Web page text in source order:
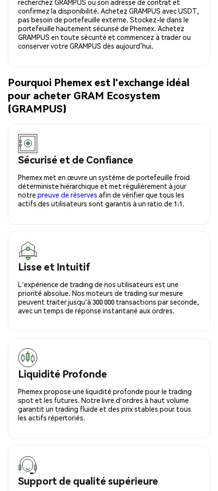
recherchez GRAMPUS ou son adresse de contrat et
confirmez la disponibilité. Achetez GRAMPUS avec USDT,
pas besoin de portefeuille externe. Stockez-le dans le
portefeuille hautement sécurisé de Phemex. Achetez
GRAMPUS en toute sécurité et commencez à trader ou
conserver votre GRAMPUS dès aujourd’hui.
Pourquoi Phemex est l'exchange idéal
pour acheter GRAM Ecosystem
(GRAMPUS)
Sécurisé et de Confiance
Phemex met en œuvre un système de portefeuille froid
déterministe hiérarchique et met régulièrement à jour
notre preuve de réserves afin de vérifier que tous les
actifs des utilisateurs sont garantis à un ratio de 1:1.
Lisse et Intuitif
L'expérience de trading de nos utilisateurs est une
priorité absolue. Nos moteurs de trading sur mesure
peuvent traiter jusqu'à 300 000 transactions par seconde,
avec un temps de réponse instantané aux ordres.
Liquidité Profonde
Phemex propose une liquidité profonde pour le trading
spot et les futures. Notre livre d'ordres à haut volume
garantit un trading fluide et des prix stables pour tous
les actifs répertoriés.
Support de qualité supérieure